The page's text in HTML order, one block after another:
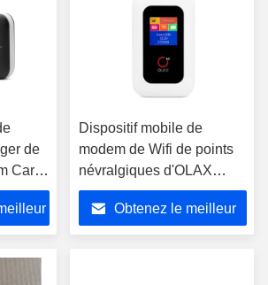
de
Card
Dispositif mobile de
modem de Wifi de points
névralgiques d'OLAX
MF980L avec l'affichage à
cristaux liquides 150Mbps
Obtenez le meilleur